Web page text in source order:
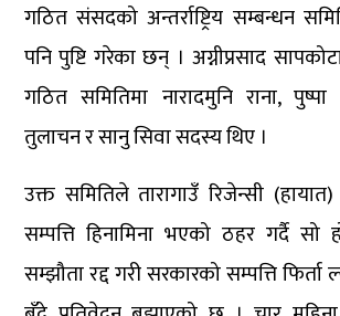
गठित संसदको अन्तर्राष्ट्रिय सम्बन्धन
पनि पुष्टि गरेका छन् । अग्नीप्रसाद
गठित समितिमा नारादमुनि राना, पुष्पा
तुलाचन र सानु सिवा सदस्य थिए ।
उक्त समितिले तारागाउँ रिजेन्सी
सम्पत्ति हिनामिना भएको ठहर गर्दै सो
सम्झौता रद्द गरी सरकारको सम्पत्ति फिर्ता